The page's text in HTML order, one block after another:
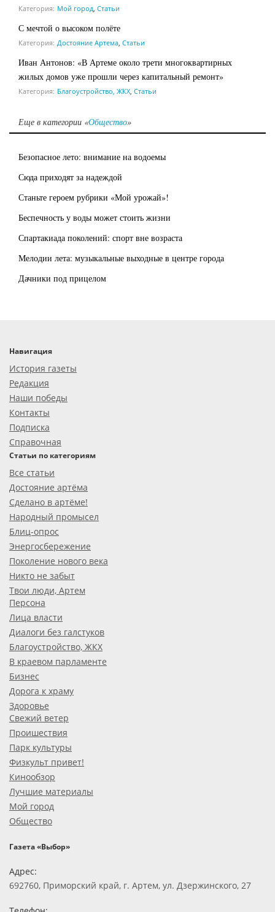
Категория: Мой город Статьи
С мечтой о высоком полёте
Категория: Достояние Артема Статьи
Иван Антонов: «В Артеме около трети многоквартирных
жилых домов уже прошли через капитальный ремонт»
Категория: Благоустройство, ЖКХ Статьи
Еще в категории «Общество»
Безопасное лето: внимание на водоемы
Сюда приходят за надеждой
Станьте героем рубрики «Мой урожай»!
Беспечность у воды может стоить жизни
Спартакиада поколений: спорт вне возраста
Мелодии лета: музыкальные выходные в центре города
Дачники под прицелом
Навигация
История газеты
Редакция
Наши победы
Контакты
Подписка
Справочная
Статьи по категориям
Все статьи
Достояние артёма
Сделано в артёме!
Народный промысел
Блиц-опрос
Энергосбережение
Поколение нового века
Никто не забыт
Твои люди, Артем
Персона
Лица власти
Диалоги без галстуков
Благоустройство, ЖКХ
В краевом парламенте
Бизнес
Дорога к храму
Здоровье
Свежий ветер
Проишествия
Парк культуры
Физкульт привет!
Кинообзор
Лучшие материалы
Мой город
Общество
Газета «Выбор»
Адрес:
692760, Приморский край, г. Артем, ул. Дзержинского, 27